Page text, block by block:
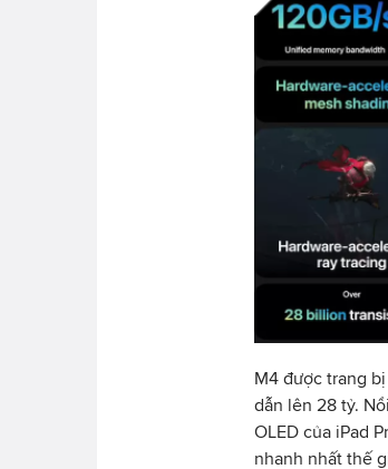
M4 được trang
dẫn lên 28 tỷ.
OLED của iPad
nhanh nhất thế